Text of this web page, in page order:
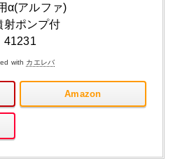
α(アルファ)
射ポンプ付
41231
with カエレバ
Amazon